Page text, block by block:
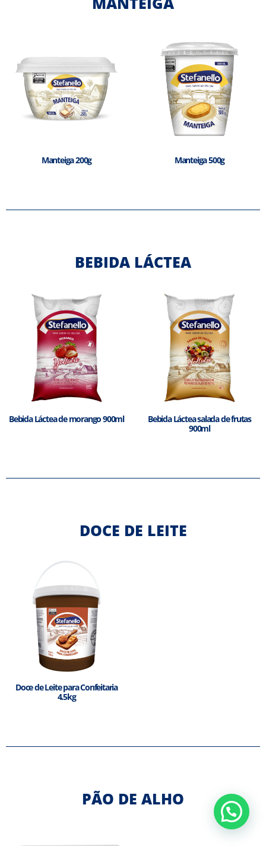
Manteiga 200g Manteiga 500g
BEBIDA LÁCTEA
Bebida Láctea de morango 900ml
Bebida Láctea salada de frutas
900ml
DOCE DE LEITE
Doce de Leite para Confeitaria
4.5kg
PÃO DE ALHO